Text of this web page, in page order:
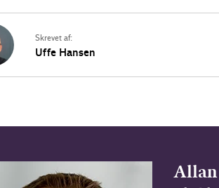
Skrevet af:
Uffe Hansen
Allan